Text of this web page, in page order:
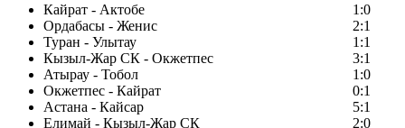
Кайрат - Актобе
1:0
Ордабасы - Женис
2:1
Туран - Улытау
1:1
Кызыл-Жар СК - Окжетпес
3:1
Атырау - Тобол
1:0
Окжетпес - Кайрат
0:1
Астана - Кайсар
5:1
Елимай - Кызыл-Жар СК
2:0